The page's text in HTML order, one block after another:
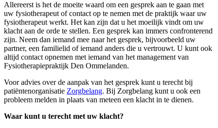
Allereerst is het de moeite waard om een gesprek aan te gaan met
uw fysiotherapeut of contact op te nemen met de praktijk waar uw
fysiotherapeut werkt. Het kan zijn dat u het moeilijk vindt om uw
klacht aan de orde te stellen. Een gesprek kan immers confronterend
zijn. Neem dan iemand mee naar het gesprek, bijvoorbeeld uw
partner, een familielid of iemand anders die u vertrouwt. U kunt ook
altijd contact opnemen met iemand van het management van
Fysiotherapiepraktijk Den Ommelanden.
Voor advies over de aanpak van het gesprek kunt u terecht bij
patiëntenorganisatie Zorgbelang. Bij Zorgbelang kunt u ook een
probleem melden in plaats van meteen een klacht in te dienen.
Waar kunt u terecht met uw klacht?